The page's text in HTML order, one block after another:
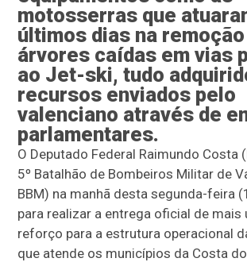
motosserras que
últimos dias na
árvores caídas em vias
ao Jet-ski, tudo
recursos enviados pelo
valenciano através de
parlamentares.
O Deputado Federal Raimundo Costa
5º Batalhão de Bombeiros Militar de
BBM) na manhã desta segunda-feira
para realizar a entrega oficial de
reforço para a estrutura operacional
que atende os municípios da Costa